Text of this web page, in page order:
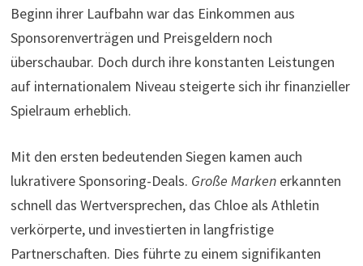
Beginn ihrer Laufbahn war das Einkommen aus
Sponsorenverträgen und Preisgeldern noch
überschaubar. Doch durch ihre konstanten Leistungen
auf internationalem Niveau steigerte sich ihr finanzieller
Spielraum erheblich.
Mit den ersten bedeutenden Siegen kamen auch
lukrativere Sponsoring-Deals. Große Markenerkannten
schnell das Wertversprechen, das Chloe als Athletin
verkörperte, und investierten in langfristige
Partnerschaften. Dies führte zu einem signifikanten